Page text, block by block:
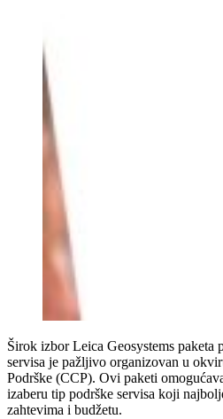
Širok izbor Leica Geosystems paketa
servisa je pažljivo organizovan u
Podrške (CCP). Ovi paketi
izaberu tip podrške servisa koji
zahtevima i budžetu.